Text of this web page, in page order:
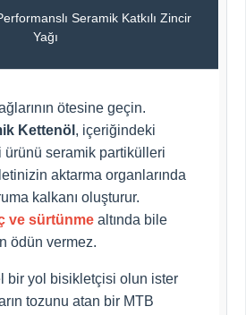
Seramik Katkılı Zincir
Yağı
ötesine geçin.
Kettenöl , içeriğindeki
ürünü seramik partikülleri
aktarma organlarında
kalkanı oluşturur.
ve sürtünme altında bile
ödün vermez.
bir yol bisikletçisi olun ister
tozunu atan bir MTB